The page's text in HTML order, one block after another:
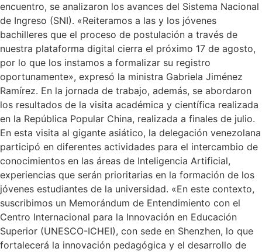
encuentro, se analizaron los avances del Sistema Nacional
de Ingreso (SNI). «Reiteramos a las y los jóvenes
bachilleres que el proceso de postulación a través de
nuestra plataforma digital cierra el próximo 17 de agosto,
por lo que los instamos a formalizar su registro
oportunamente», expresó la ministra Gabriela Jiménez
Ramírez. En la jornada de trabajo, además, se abordaron
los resultados de la visita académica y científica realizada
en la República Popular China, realizada a finales de julio.
En esta visita al gigante asiático, la delegación venezolana
participó en diferentes actividades para el intercambio de
conocimientos en las áreas de Inteligencia Artificial,
experiencias que serán prioritarias en la formación de los
jóvenes estudiantes de la universidad. «En este contexto,
suscribimos un Memorándum de Entendimiento con el
Centro Internacional para la Innovación en Educación
Superior (UNESCO-ICHEI), con sede en Shenzhen, lo que
fortalecerá la innovación pedagógica y el desarrollo de